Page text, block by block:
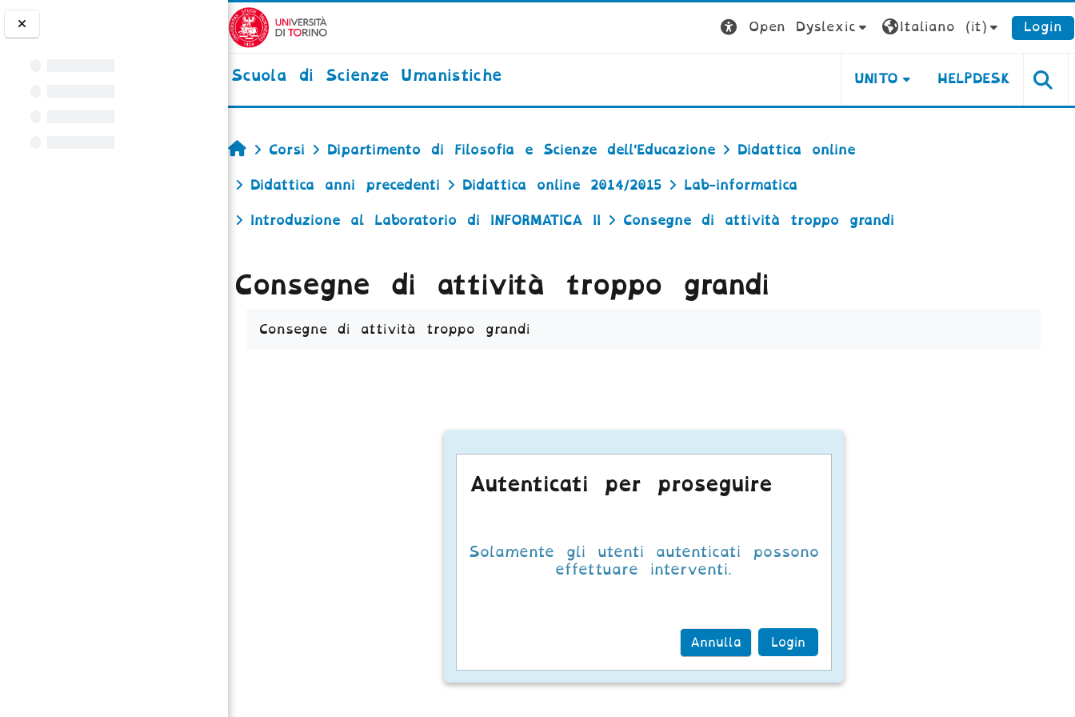
Vai al contenuto principale
Open Dyslexic
Italiano ‎(it)‎ Login
Scuola di Scienze Umanistiche UNITO HELPDESK
Home
Corsi Dipartimento di Filosofia e Scienze dell'Educazione Didattica online
Didattica anni precedenti Didattica online 2014/2015 Lab-informatica
Introduzione al Laboratorio di INFORMATICA II Consegne di attività troppo grandi
Consegne di attività troppo grandi
Consegne di attività troppo grandi
Autenticati per proseguire
Solamente gli utenti autenticati possono
effettuare interventi.
Annulla Login